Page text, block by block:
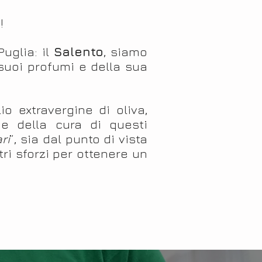
il Salento, siamo
profumi e della sua
extravergine di oliva,
della cura di questi
”, sia dal punto di vista
sforzi per ottenere un